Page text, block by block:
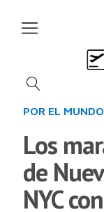
POR EL MUNDO
Los
de
NYC